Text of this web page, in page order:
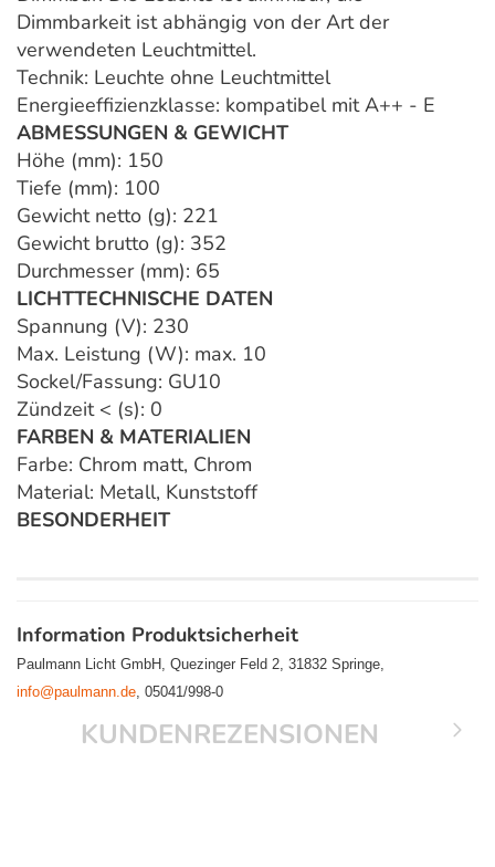
Dimmbarkeit ist abhängig von der Art der
verwendeten Leuchtmittel.
Technik: Leuchte ohne Leuchtmittel
Energieeffizienzklasse: kompatibel mit A++ - E
ABMESSUNGEN & GEWICHT
Höhe (mm): 150
Tiefe (mm): 100
Gewicht netto (g): 221
Gewicht brutto (g): 352
Durchmesser (mm): 65
LICHTTECHNISCHE DATEN
Spannung (V): 230
Max. Leistung (W): max. 10
Sockel/Fassung: GU10
Zündzeit < (s): 0
FARBEN & MATERIALIEN
Farbe: Chrom matt, Chrom
Material: Metall, Kunststoff
BESONDERHEIT
Information Produktsicherheit
Paulmann Licht GmbH, Quezinger Feld 2, 31832 Springe,
info@paulmann.de, 05041/998-0
KUNDENREZENSIONEN